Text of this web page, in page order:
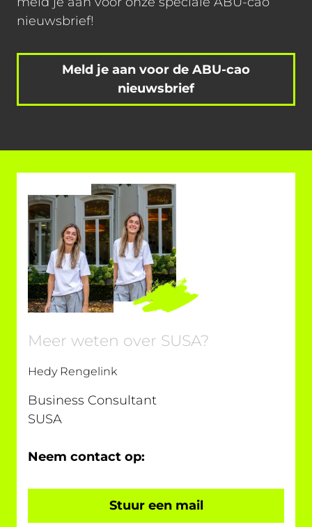
nieuwsbrief!
Meld je aan voor de ABU-cao
nieuwsbrief
Meer weten over SUSA?
Hedy Rengelink
Business Consultant
SUSA
Neem contact op:
Stuur een mail